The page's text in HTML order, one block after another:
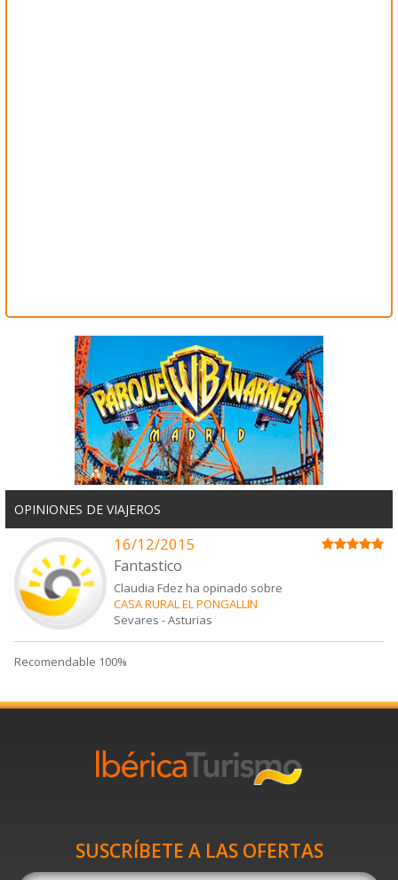
OPINIONES DE VIAJEROS
16/12/2015
Fantastico
Claudia Fdez ha opinado sobre
CASA RURAL EL PONGALLIN
Sevares -Asturias
Recomendable 100%
SUSCRÍBETE A LAS OFERTAS